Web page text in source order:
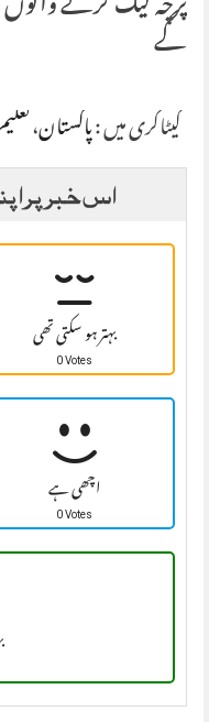
گے
کیٹاگری میں :پاکستان،
اس خبر پر
بہتر ہو سکتی تھی
0 Votes
اچھی ہے
0 Votes